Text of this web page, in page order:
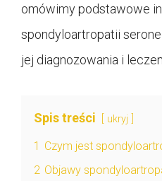
omówimy podstawowe
spondyloartropatii
jej diagnozowania i
Spis treści ukryj
1 Czym jest
2 Objawy